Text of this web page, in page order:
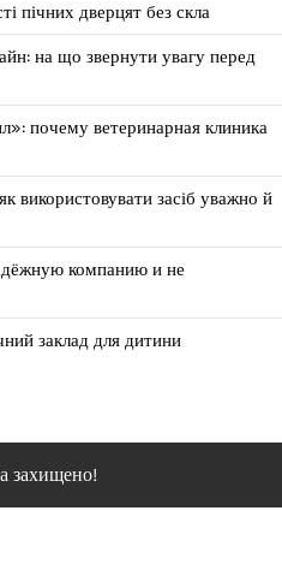
пічних дверцят без скла
на що звернути увагу перед
почему ветеринарная клиника
використовувати засіб уважно й
компанию и не
заклад для дитини
захищено!